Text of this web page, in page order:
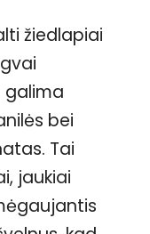
žiedlapiai
galima
bei
Tai
jaukiai